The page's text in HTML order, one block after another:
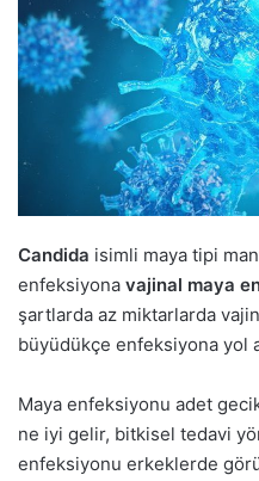
Candida isimli maya tipi
enfeksiyona vajinal maya
şartlarda az miktarlarda
büyüdükçe enfeksiyona yol
Maya enfeksiyonu adet
ne iyi gelir, bitkisel tedavi
enfeksiyonu erkeklerde